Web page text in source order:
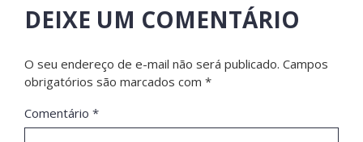
DEIXE UM COMENTÁRIO
O seu endereço de e-mail não será publicado. Campos
obrigatórios são marcados com *
Comentário *